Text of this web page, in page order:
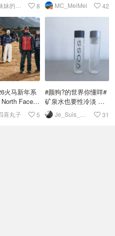
8 MC_MeiMei 42
火马新年系
Face带
生”探险去！
喜丸子 5
#颜狗?的世界你懂咩#
矿泉水也要性冷淡 颜
狗的世界就是 所有东
西都要看包装
31